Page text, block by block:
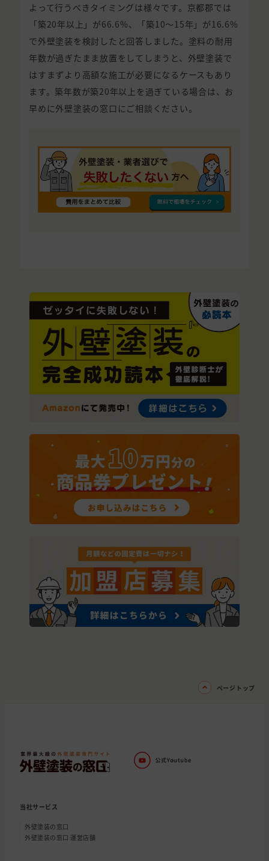
よって行うべきタイミングは様々です。京都郡では
「築20年以上」が66.6%、「築10〜15年」が16.6%
で外壁塗装を検討したと回答しました。塗料の耐用
年数が過ぎたまま放置をしてしまうと、外壁塗装で
はすまずより高額な施工が必要になるケースもあり
ます。築年数が築20年以上を過ぎている場合は、お
早めに外壁塗装の窓口にご相談ください。
ページトップ
当社サービス
外壁塗装の窓口
外壁塗装の窓口 運営店舗